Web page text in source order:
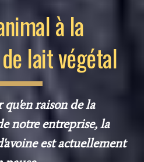
à la
lait végétal
raison de la
notre entreprise, la
est actuellement